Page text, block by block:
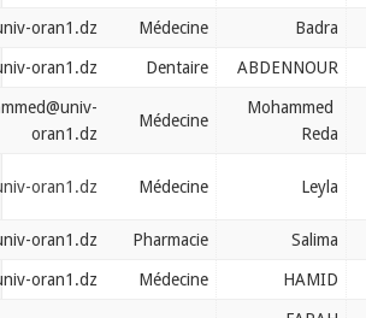
Médecine
belhateche.badra@univ-oran1.dz
Dentaire
belkadi.abdenour@univ-oran1.dz
belkahla.mohammed@univ-
Médecine
belkherroubi.leila@univ-oran1.dz
Pharmacie
bellatreche.salima@univ-oran1.dz
Médecine
belmaaziz.hamid@univ-oran1.dz